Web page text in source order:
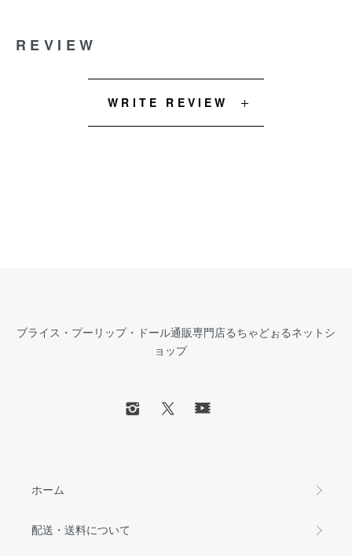
REVIEW
WRITE REVIEW
ブライス・プーリップ・ドール通販専門店るちゃどぉるネットシ
ョップ
ホーム
配送・送料について